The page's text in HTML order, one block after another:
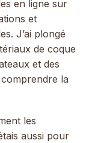
en ligne sur
et
J’ai plongé
de coque
et des
la
les
aussi pour